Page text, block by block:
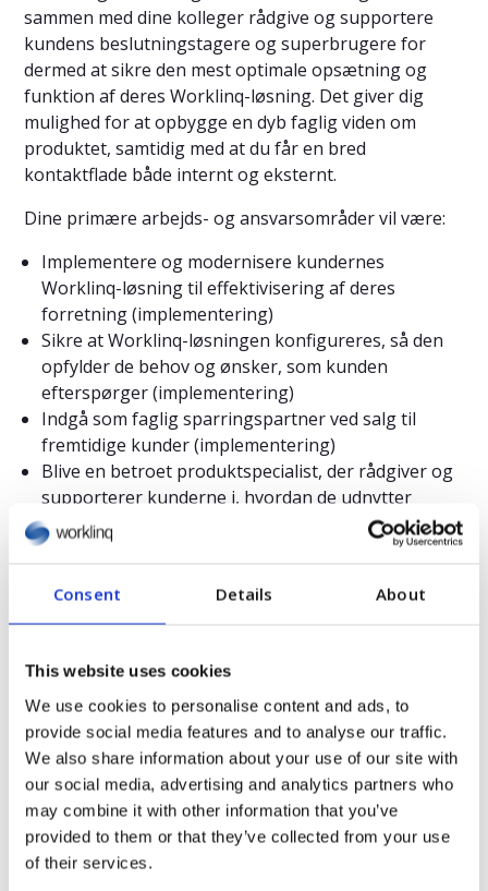
Consent Details About
This website uses cookies
We use cookies to personalise content and ads, to
provide social media features and to analyse our traffic.
We also share information about your use of our site with
our social media, advertising and analytics partners who
may combine it with other information that you’ve
provided to them or that they’ve collected from your use
of their services.
sammen med dine kolleger rådgive og supportere
kundens beslutningstagere og superbrugere for
dermed at sikre den mest optimale opsætning og
funktion af deres Worklinq-løsning. Det giver dig
mulighed for at opbygge en dyb faglig viden om
produktet, samtidig med at du får en bred
kontaktflade både internt og eksternt.
Dine primære arbejds- og ansvarsområder vil være:
Implementere og modernisere kundernes
Worklinq-løsning til effektivisering af deres
forretning (implementering)
Sikre at Worklinq-løsningen konfigureres, så den
opfylder de behov og ønsker, som kunden
efterspørger (implementering)
Indgå som faglig sparringspartner ved salg til
fremtidige kunder (implementering)
Blive en betroet produktspecialist, der rådgiver og
supporterer kunderne i, hvordan de udnytter
Worklinq-løsningen bedst muligt (CSM)
Sikre kundens succes ved at planlægge og facilitere
Kompetencer og erfaring
Der er mange veje til at få succes i en stilling som
konsulent i Worklinq. Det vigtigste er, at du har en
god analytisk sans, kan lide at fordybe dig i
systemtekniske udfordringer og altid har kunden i
fokus, da understøttelse og udvikling af kundens
forretningsprocesser er en afgørende del af
jobindholdet.